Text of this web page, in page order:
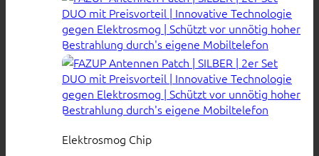
Elektrosmog Chip